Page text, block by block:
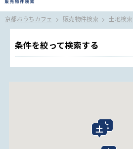
京都おうちカフェ 販売物件検索 土地検索
条件を絞って検索する